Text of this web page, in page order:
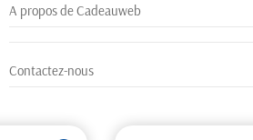
A propos de Cadeauweb
Contactez-nous